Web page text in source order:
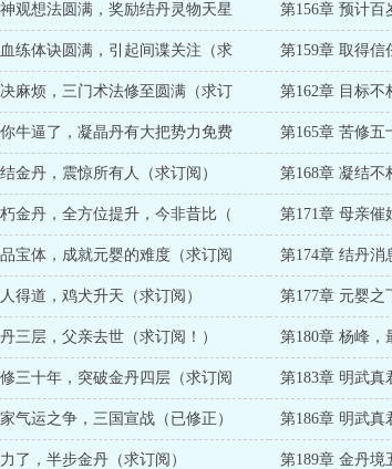
观想法圆满，奖励结丹灵物天星 第156章 预计百
练体诀圆满，引起间谍关注（求 第159章 取得信
麻烦，三门术法修至圆满（求订 第162章 目标不
牛逼了，凝晶丹有大把势力免费 第165章 苦修五
金丹，震惊所有人（求订阅） 第168章 凝结不
金丹，全方位提升，今非昔比（ 第171章 母亲催
宝体，成就元婴的难度（求订阅 第174章 结丹消
得道，鸡犬升天（求订阅） 第177章 元婴之
三层，父亲去世（求订阅！） 第180章 杨峰，
三十年，突破金丹四层（求订阅 第183章 明武真
气运之争，三国宣战（已修正） 第186章 明武真
了，半步金丹（求订阅） 第189章 金丹境